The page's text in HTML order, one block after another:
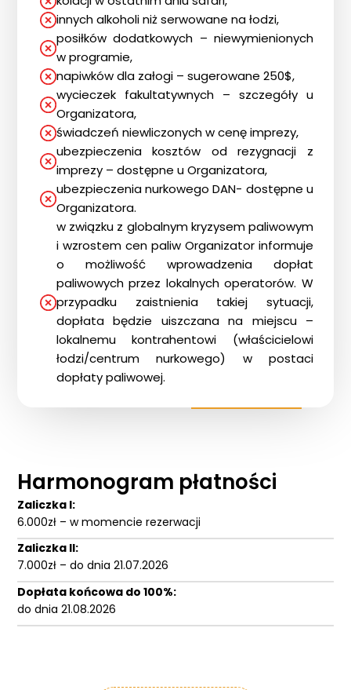
Blog
DAN
innych alkoholi niż serwowane na łodzi,
posiłków dodatkowych – niewymienionych
w programie,
napiwków dla załogi – sugerowane 250$,
wycieczek fakultatywnych – szczegóły u
Organizatora,
świadczeń niewliczonych w cenę imprezy,
ubezpieczenia kosztów od rezygnacji z
imprezy – dostępne u Organizatora,
ubezpieczenia nurkowego DAN- dostępne u
Organizatora.
w związku z globalnym kryzysem paliwowym
i wzrostem cen paliw Organizator informuje
o możliwość wprowadzenia dopłat
paliwowych przez lokalnych operatorów. W
przypadku zaistnienia takiej sytuacji,
dopłata będzie uiszczana na miejscu –
lokalnemu kontrahentowi (właścicielowi
łodzi/centrum nurkowego) w postaci
dopłaty paliwowej.
Harmonogram płatności
Zaliczka I:
6.000zł – w momencie rezerwacji
Zaliczka II:
7.000zł – do dnia 21.07.2026
Dopłata końcowa do 100%:
do dnia 21.08.2026